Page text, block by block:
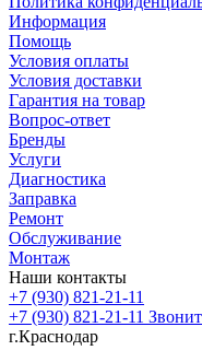
Информация
Помощь
Условия оплаты
Условия доставки
Гарантия на товар
Вопрос-ответ
Бренды
Услуги
Диагностика
Заправка
Ремонт
Обслуживание
Монтаж
Наши контакты
+7 (930) 821-21-11
+7 (930) 821-21-11
г.Краснодар